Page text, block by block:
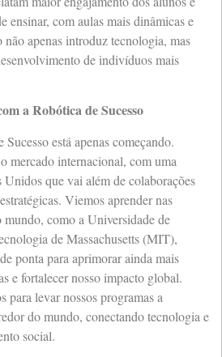
ensinar, com aulas mais dinâmicas e
apenas introduz tecnologia, mas
de indivíduos mais
a Robótica de Sucesso
está apenas começando.
mercado internacional, com uma
Unidos que vai além de colaborações
Viemos aprender nas
mundo, como a Universidade de
de Massachusetts (MIT),
ponta para aprimorar ainda mais
e fortalecer nosso impacto global.
para levar nossos programas a
do mundo, conectando tecnologia e
social.